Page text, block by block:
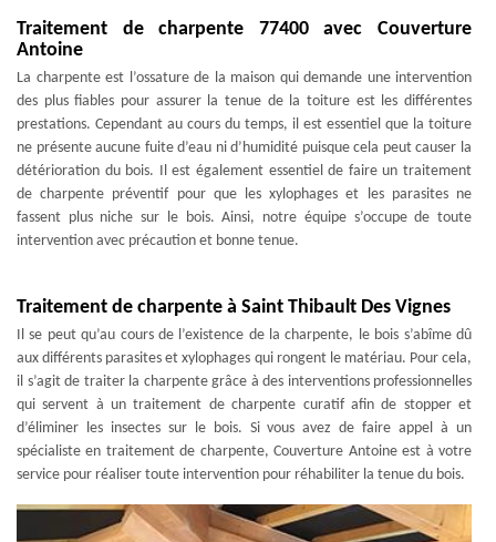
Traitement de charpente 77400 avec Couverture
Antoine
La charpente est l’ossature de la maison qui demande une intervention
des plus fiables pour assurer la tenue de la toiture est les différentes
prestations. Cependant au cours du temps, il est essentiel que la toiture
ne présente aucune fuite d’eau ni d’humidité puisque cela peut causer la
détérioration du bois. Il est également essentiel de faire un traitement
de charpente préventif pour que les xylophages et les parasites ne
fassent plus niche sur le bois. Ainsi, notre équipe s’occupe de toute
intervention avec précaution et bonne tenue.
Traitement de charpente à Saint Thibault Des Vignes
Il se peut qu’au cours de l’existence de la charpente, le bois s’abîme dû
aux différents parasites et xylophages qui rongent le matériau. Pour cela,
il s’agit de traiter la charpente grâce à des interventions professionnelles
qui servent à un traitement de charpente curatif afin de stopper et
d’éliminer les insectes sur le bois. Si vous avez de faire appel à un
spécialiste en traitement de charpente, Couverture Antoine est à votre
service pour réaliser toute intervention pour réhabiliter la tenue du bois.